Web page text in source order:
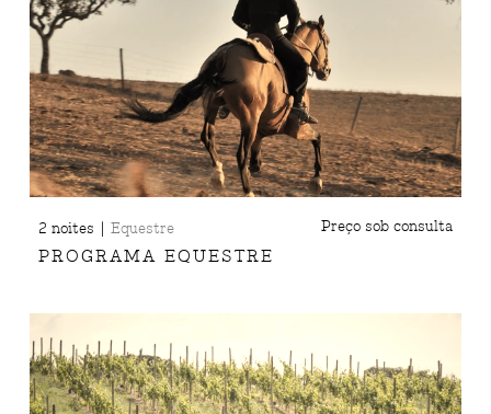
2 noites |Equestre
PROGRAMA EQUESTRE
Preço sob consulta